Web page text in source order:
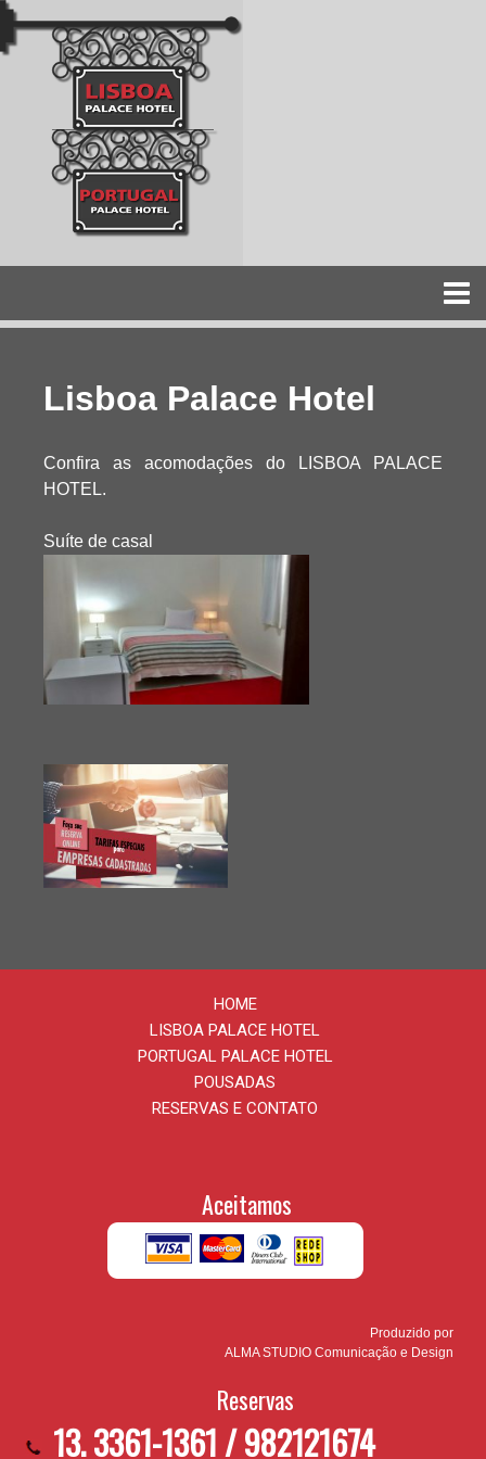
≡
Lisboa Palace Hotel
Confira as acomodações do LISBOA PALACE
HOTEL.
Suíte de casal
HOME
LISBOA PALACE HOTEL
PORTUGAL PALACE HOTEL
POUSADAS
RESERVAS E CONTATO
Aceitamos
Produzido por
ALMA STUDIO Comunicação e Design
Reservas
13. 3361-1361 / 982121674